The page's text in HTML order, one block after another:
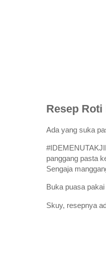
Resep
Ada yang suka
panggang pasta
Sengaja
Buka puasa
Skuy, resepnya